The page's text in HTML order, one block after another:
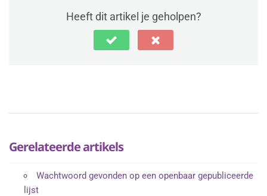
Heeft dit artikel je geholpen?
Gerelateerde artikels
Wachtwoord gevonden op een openbaar gepubliceerde
lijst